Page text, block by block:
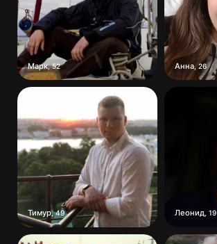
Марк,52 Анна,26
Тимур,49 Леонид 19